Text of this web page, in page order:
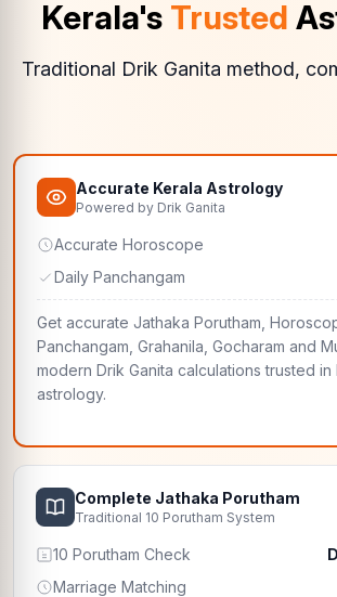
Kerala's Trusted
Traditional Drik Ganita method,
Accurate Kerala Astrology
Powered by Drik Ganita
Accurate Horoscope
Daily Panchangam
Get accurate Jathaka Porutham,
Panchangam, Grahanila, Gocharam and
modern Drik Ganita calculations trusted in
astrology.
Complete Jathaka Porutham
Traditional 10 Porutham System
10 Porutham Check
Marriage Matching